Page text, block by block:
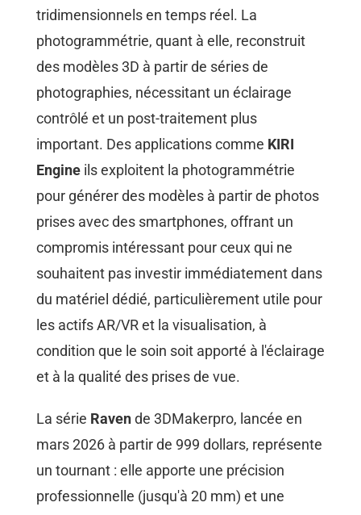
tridimensionnels en temps réel. La
photogrammétrie, quant à elle, reconstruit
des modèles 3D à partir de séries de
photographies, nécessitant un éclairage
contrôlé et un post-traitement plus
important. Des applications comme KIRI
Engine ils exploitent la photogrammétrie
pour générer des modèles à partir de photos
prises avec des smartphones, offrant un
compromis intéressant pour ceux qui ne
souhaitent pas investir immédiatement dans
du matériel dédié, particulièrement utile pour
les actifs AR/VR et la visualisation, à
condition que le soin soit apporté à l'éclairage
et à la qualité des prises de vue.
La série Ravende 3DMakerpro, lancée en
mars 2026 à partir de 999 dollars, représente
un tournant : elle apporte une précision
professionnelle (jusqu'à 20 mm) et une